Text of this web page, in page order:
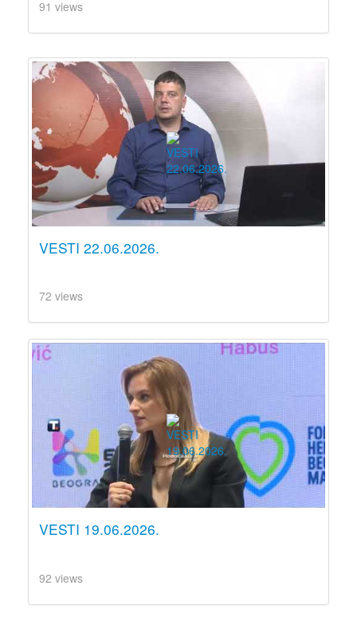
91 views
VESTI 22.06.2026.
72 views
VESTI 19.06.2026.
92 views